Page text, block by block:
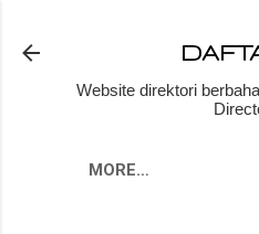
Website direktori
MORE…